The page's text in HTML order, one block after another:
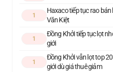
1
Haxaco tiếp tục rao
Văn Kiệt
1
Đồng Khởi tiếp tục lọt
giới
1
Đồng Khởi vẫn lọt top
giới dù giá thuê giảm